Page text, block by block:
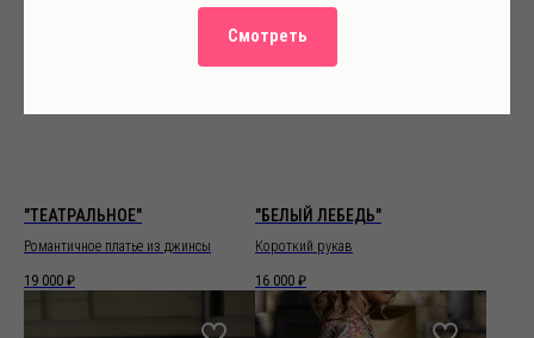
"ТЕАТРАЛЬНОЕ"
Романтичное платье из джинсы
19 000 ₽
"БЕЛЫЙ ЛЕБЕДЬ"
Короткий рукав
16 000 ₽
Смотреть